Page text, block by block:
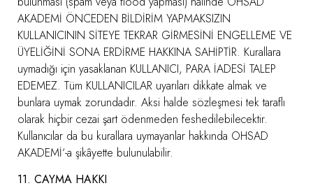
AKADEMİ ÖNCEDEN BİLDİRİM YAPMAKSIZIN
KULLANICININ SİTEYE TEKRAR GİRMESİNİ ENGELLEME VE
ÜYELİĞİNİ SONA ERDİRME HAKKINA SAHİPTİR. Kurallara
uymadığı için yasaklanan KULLANICI, PARA İADESİ TALEP
EDEMEZ. Tüm KULLANICILAR uyarıları dikkate almak ve
bunlara uymak zorundadır. Aksi halde sözleşmesi tek taraflı
olarak hiçbir cezai şart ödenmeden feshedilebilecektir.
Kullanıcılar da bu kurallara uymayanlar hakkında OHSAD
AKADEMİ‘-a şikâyette bulunulabilir.
11. CAYMA HAKKI